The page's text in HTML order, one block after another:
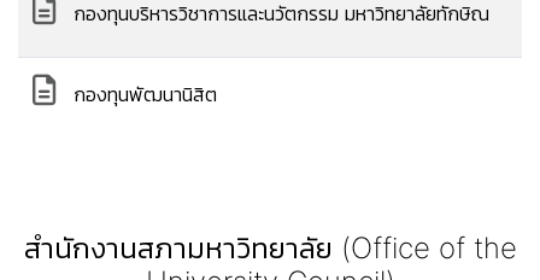
กองทุนบริหารวิชาการและนวัตกรรม มหาวิทยาลัยทักษิณ
กองทุนพัฒนานิสิต
สำนักงานสภามหาวิทยาลัย (Office of the